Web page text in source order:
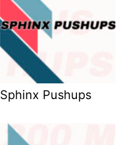
Sphinx Pushups